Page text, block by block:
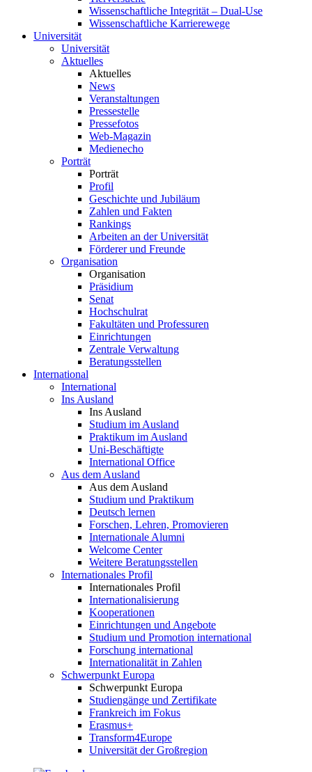
Wissenschaftliche Integrität – Dual-Use
Wissenschaftliche Karrierewege
Universität
Universität
Aktuelles
Aktuelles
News
Veranstaltungen
Pressestelle
Pressefotos
Web-Magazin
Medienecho
Porträt
Porträt
Profil
Geschichte und Jubiläum
Zahlen und Fakten
Rankings
Arbeiten an der Universität
Förderer und Freunde
Organisation
Organisation
Präsidium
Senat
Hochschulrat
Fakultäten und Professuren
Einrichtungen
Zentrale Verwaltung
Beratungsstellen
International
International
Ins Ausland
Ins Ausland
Studium im Ausland
Praktikum im Ausland
Uni-Beschäftigte
International Office
Aus dem Ausland
Aus dem Ausland
Studium und Praktikum
Deutsch lernen
Forschen, Lehren, Promovieren
Internationale Alumni
Welcome Center
Weitere Beratungsstellen
Internationales Profil
Internationales Profil
Internationalisierung
Kooperationen
Einrichtungen und Angebote
Studium und Promotion international
Forschung international
Internationalität in Zahlen
Schwerpunkt Europa
Schwerpunkt Europa
Studiengänge und Zertifikate
Frankreich im Fokus
Erasmus+
Transform4Europe
Universität der Großregion